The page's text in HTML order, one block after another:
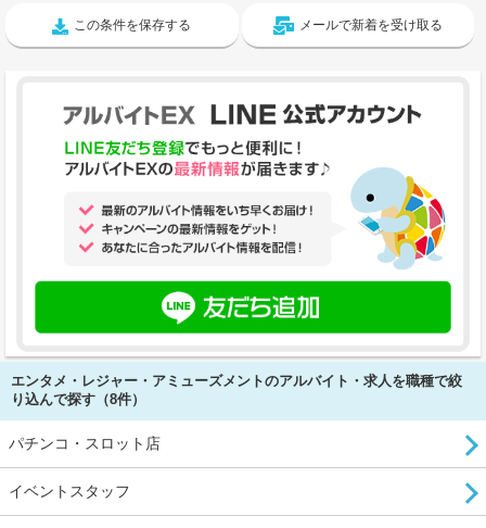
この条件を保存する メールで新着を受け取る
エンタメ・レジャー・アミューズメントのアルバイト・求人を職種で絞
り込んで探す（8件）
パチンコ・スロット店
イベントスタッフ